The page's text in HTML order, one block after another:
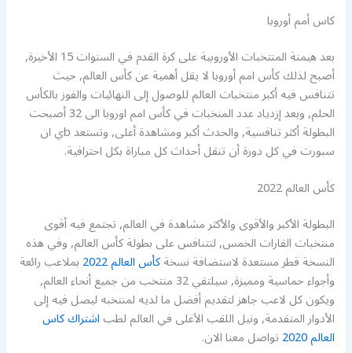
كاس أمم أوروبا
بعد هيمنة المنتخبات الأوروبية على كرة القدم في السنوات 15 الأخيرة,
أصبح لذلك كأس امم أوروبا لا يقل أهمية عن كأس العالم, حيث
تتنافس فيه أكبر منتخبات العالم للوصول إلى النهائيات والفوز بالكأس
الحلم, وبعد إزدياد عدد المنخبات في كأس امم اوروبا الى 32 أصبحت
البطولة أكثر تنافسية, والحدث أكبر ومشاهدة أعلى, وتستعد bي ان
سبورت في كل دورة أن تنقل أحداث كل مباراة بكل احترافية.
كأس العالم 2022
البطولة الأكبر والأقوى والأكثر مشاهدة في العالم, تجتمع فيه أقوى
منتخبات القارات الخمس, لتتنافس على بطولة كأس العالم, وفي هذه
النسخة قطر مستعدة لاستضافة نسخةكأس العالم 2022 بملاعب رائعة
وأجواء حماسية ومميزة, سيلتقي 32 منتخب من جميع أنحاء العالم,
ويكون كل لاعب جاهز لتقديم أفضل ما لديه لمنتخبه ليصل فيه إلى
الأدوار المتقدمة, ونيل اللقب الأغلى في العالم لطباشتراك كاس
العالم 2020
تواصل معنا الان.